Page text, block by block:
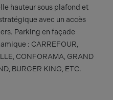
hauteur sous plafond et
avec un accès
Parking en façade
: CARREFOUR,
CONFORAMA, GRAND
BURGER KING, ETC.